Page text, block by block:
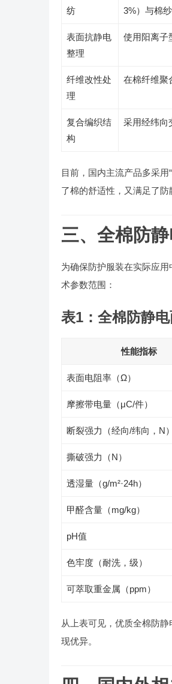
纺
3%）与棉
表面抗静电
整理
使用阳离子
纤维改性处
理
在棉纤维聚
复合编织结
构
采用经纬向
目前，国内主流产品多采
了棉的舒适性，又满足了防
三、全棉防
为确保防护服装在实际应用
术参数范围：
表1：全棉防
性能指标
表面电阻率（Ω）
摩擦带电量（μC/件）
断裂强力（经向/纬向，N）
撕破强力（N）
透湿量（g/m²·24h）
甲醛含量（mg/kg）
pH值
色牢度（耐洗，级）
可萃取重金属（ppm）
从上表可见，优质全棉
现优异。